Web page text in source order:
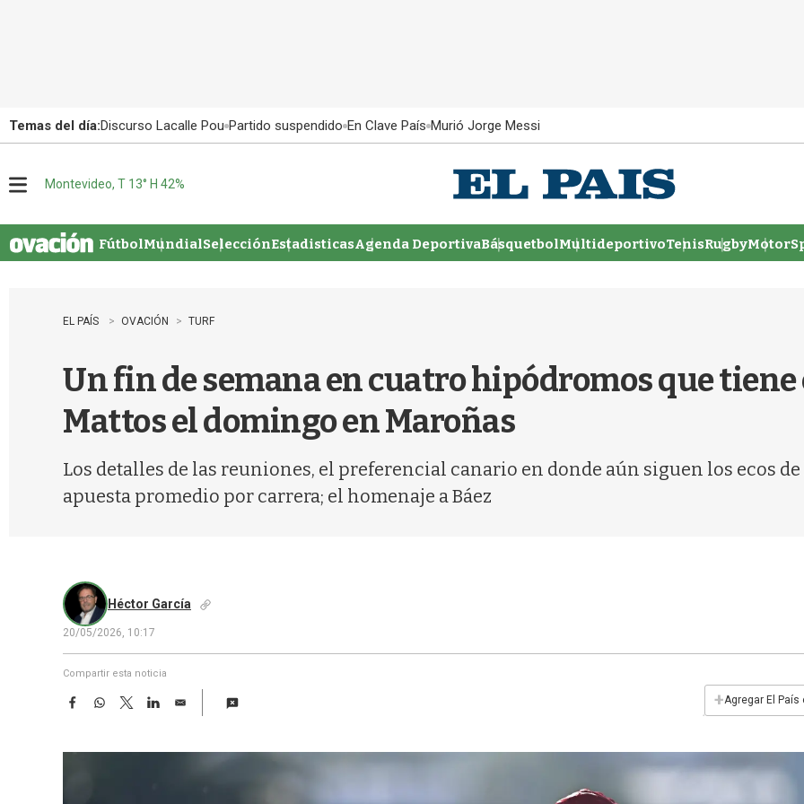
Temas del día:Discurso Lacalle Pou Partido suspendido En Clave País Murió Jorge Messi
u
Montevideo, T 13° H 42%
FútbolMundialSelecciónEstadisticasAgenda DeportivaBásquetbolMultideportivoTenisRugby
EL PAÍS OVACIÓN TURF
Un fin de semana en cuatro hipódromos que tiene
Mattos el domingo en Maroñas
Los detalles de las reuniones, el preferencial canario en donde aún siguen los ecos
apuesta promedio por carrera; el homenaje a Báez
Héctor García
20/05/2026, 10:17
Compartir esta noticia
F
e
W
t
T
w
t
L
k
E
i
+Agregar El País